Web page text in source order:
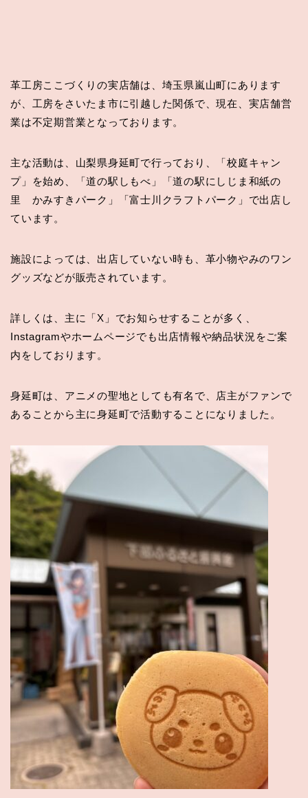
革工房ここづくりの実店舗は、埼玉県嵐山町にあります
が、工房をさいたま市に引越した関係で、現在、実店舗営
業は不定期営業となっております。
主な活動は、山梨県身延町で行っており、「校庭キャン
プ」を始め、「道の駅しもべ」「道の駅にしじま和紙の
里 かみすきパーク」「富士川クラフトパーク」で出店し
ています。
施設によっては、出店していない時も、革小物やみのワン
グッズなどが販売されています。
詳しくは、主に「X」でお知らせすることが多く、
Instagramやホームページでも出店情報や納品状況をご案
内をしております。
身延町は、アニメの聖地としても有名で、店主がファンで
あることから主に身延町で活動することになりました。